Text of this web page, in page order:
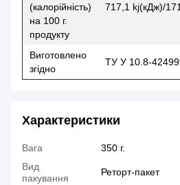
(калорійність)
на 100 г.
продукту
717,1 kj(кДж)/
Виготовлено
згідно
ТУ У 10.8-
Характеристики
Вага
350 г.
Вид
пакування
Реторт-пакет